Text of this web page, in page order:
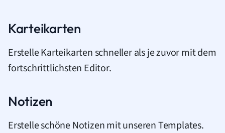
Karteikarten
Erstelle Karteikarten schneller als je zuvor mit dem
fortschrittlichsten Editor.
Notizen
Erstelle schöne Notizen mit unseren Templates.